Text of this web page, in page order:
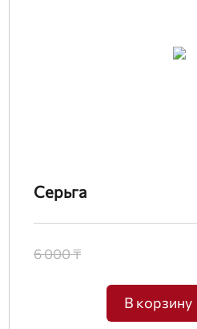
Серьга
6 000 ₸
В корзину